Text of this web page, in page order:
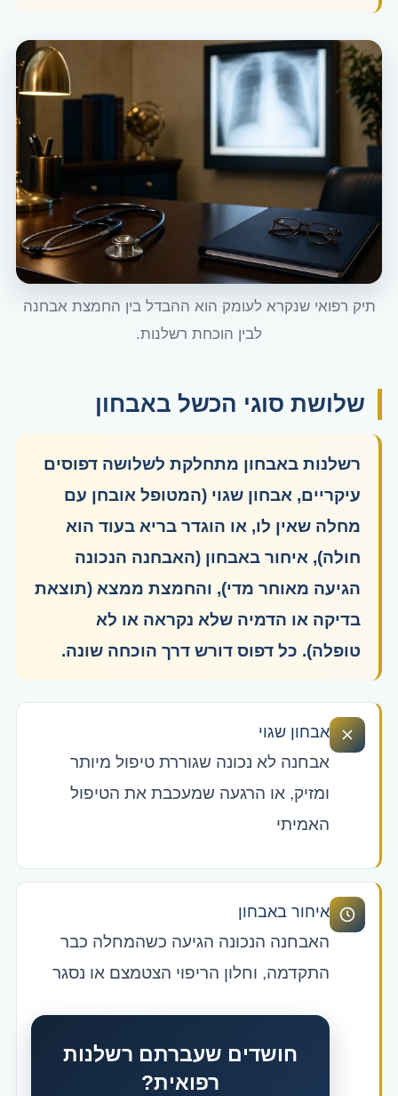
תיק רפואי שנקרא לעומק הוא ההבדל בין החמצת אבחנה
לבין הוכחת רשלנות.
שלושת סוגי הכשל באבחון
רשלנות באבחון מתחלקת לשלושה דפוסים
עיקריים, אבחון שגוי (המטופל אובחן עם
מחלה שאין לו, או הוגדר בריא בעוד הוא
חולה), איחור באבחון (האבחנה הנכונה
הגיעה מאוחר מדי), והחמצת ממצא (תוצאת
בדיקה או הדמיה שלא נקראה או לא
טופלה). כל דפוס דורש דרך הוכחה שונה.
אבחון שגוי
אבחנה לא נכונה שגוררת טיפול מיותר
ומזיק, או הרגעה שמעכבת את הטיפול
האמיתי
איחור באבחון
האבחנה הנכונה הגיעה כשהמחלה כבר
התקדמה, וחלון הריפוי הצטמצם או נסגר
חושדים שעברתם רשלנות
רפואית?